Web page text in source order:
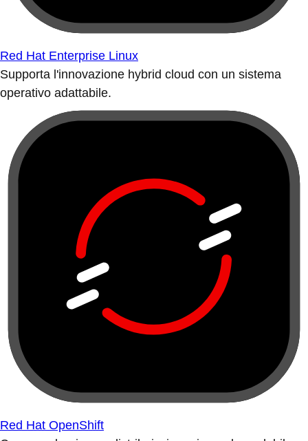
Red Hat Enterprise Linux
Supporta l'innovazione hybrid cloud con un sistema
operativo adattabile.
Red Hat OpenShift